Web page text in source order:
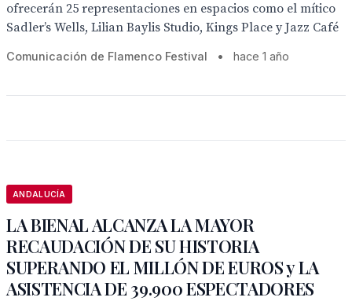
ofrecerán 25 representaciones en espacios como el mítico
Sadler’s Wells, Lilian Baylis Studio, Kings Place y Jazz Café
Comunicación de Flamenco Festival • hace 1 año
ANDALUCÍA
LA BIENAL ALCANZA LA MAYOR
RECAUDACIÓN DE SU HISTORIA
SUPERANDO EL MILLÓN DE EUROS y LA
ASISTENCIA DE 39.900 ESPECTADORES